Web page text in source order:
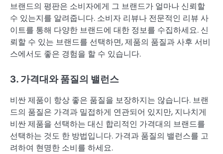
브랜드의 평판은 소비자에게 그 브랜드가 얼마나 신뢰할
수 있는지를 알려줍니다. 소비자 리뷰나 전문적인 리뷰 사
이트를 통해 다양한 브랜드에 대한 정보를 수집하세요. 신
뢰할 수 있는 브랜드를 선택하면, 제품의 품질과 사후 서비
스에서도 좋은 경험을 할 수 있습니다.
3. 가격대와 품질의 밸런스
비싼 제품이 항상 좋은 품질을 보장하지는 않습니다. 브랜
드의 품질은 가격과 밀접하게 연관되어 있지만, 지나치게
비싼 제품을 선택하는 대신 합리적인 가격대의 브랜드를
선택하는 것도 한 방법입니다. 가격과 품질의 밸런스를 고
려하여 현명한 소비를 하세요.